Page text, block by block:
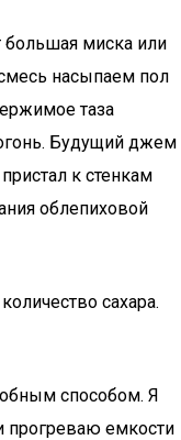
миска или
насыпаем пол
таза
Будущий джем
к стенкам
облепиховой
сахара.
способом. Я
прогреваю емкости